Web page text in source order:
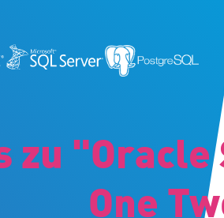
zu
One